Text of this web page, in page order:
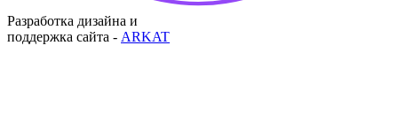
Разработка дизайна и
поддержка сайта - ARKAT